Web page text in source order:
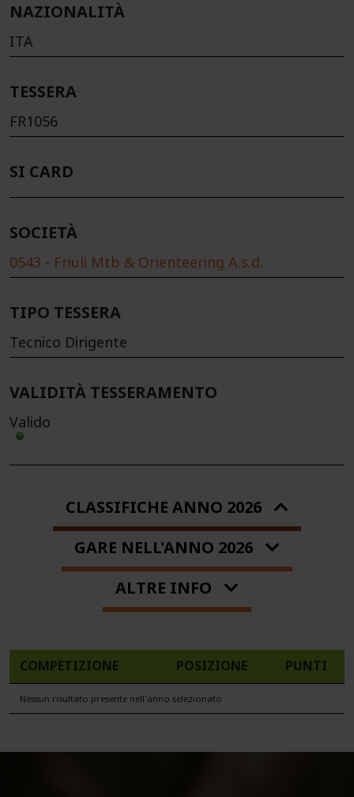
NAZIONALITÀ
ITA
TESSERA
FR1056
SI CARD
SOCIETÀ
0543 - Friuli Mtb & Orienteering A.s.d.
TIPO TESSERA
Tecnico Dirigente
VALIDITÀ TESSERAMENTO
Valido
CLASSIFICHE ANNO 2026
GARE NELL'ANNO 2026
ALTRE INFO
COMPETIZIONE POSIZIONE PUNTI
Nessun risultato presente nell'anno selezionato